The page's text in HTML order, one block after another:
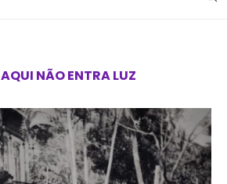
AQUI NÃO ENTRA LUZ